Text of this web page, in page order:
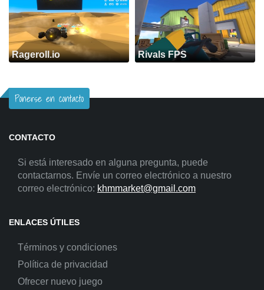
Rageroll.io Rivals FPS
Ponerse en contacto
CONTACTO
Si está interesado en alguna pregunta, puede
contactarnos. Envíe un correo electrónico a nuestro
correo electrónico: khmmarket@gmail.com
ENLACES ÚTILES
Términos y condiciones
Política de privacidad
Ofrecer nuevo juego